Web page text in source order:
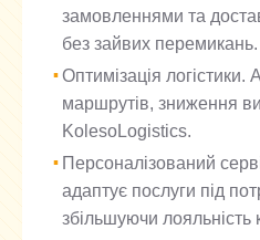
замовленнями та
без зайвих перемикань.
Оптимізація логістики.
маршрутів, зниження
KolesoLogistics.
Персоналізований
адаптує послуги під
збільшуючи лояльність